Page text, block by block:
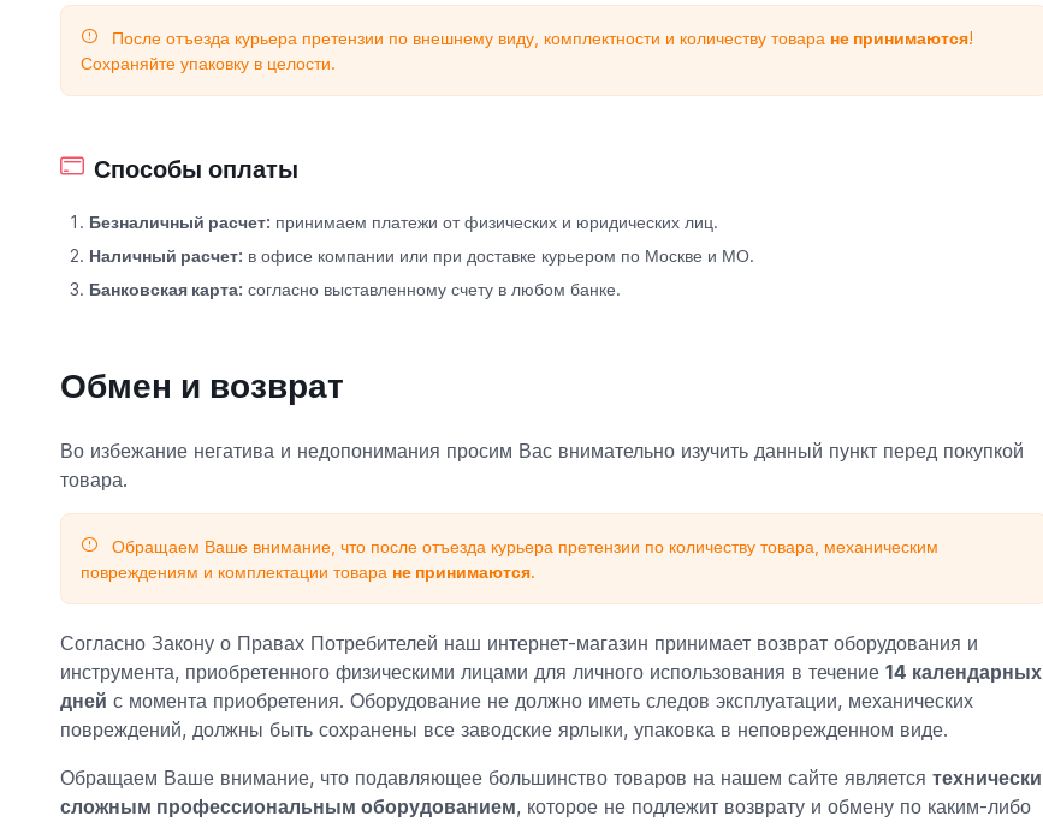
После отъезда курьера претензии по внешнему виду, комплектности и количеству товара не принимаются!
Сохраняйте упаковку в целости.
Способы оплаты
Безналичный расчет: принимаем платежи от физических и юридических лиц.
Наличный расчет: в офисе компании или при доставке курьером по Москве и МО.
Банковская карта: согласно выставленному счету в любом банке.
Обмен и возврат
Во избежание негатива и недопонимания просим Вас внимательно изучить данный пункт перед покупкой
товара.
Обращаем Ваше внимание, что после отъезда курьера претензии по количеству товара, механическим
повреждениям и комплектации товара не принимаются.
Согласно Закону о Правах Потребителей наш интернет-магазин принимает возврат оборудования и
инструмента, приобретенного физическими лицами для личного использования в течение 14 календарных
дней с момента приобретения. Оборудование не должно иметь следов эксплуатации, механических
повреждений, должны быть сохранены все заводские ярлыки, упаковка в неповрежденном виде.
Обращаем Ваше внимание, что подавляющее большинство товаров на нашем сайте является технически
сложным профессиональным оборудованием, которое не подлежит возврату и обмену по каким-либо